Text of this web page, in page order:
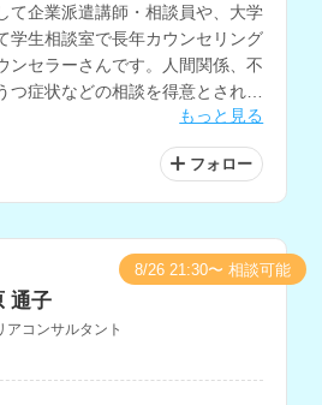
て企業派遣講師・相談員や、大学
学生相談室で長年カウンセリング
ンセラーさんです。人間関係、不
つ症状などの相談を得意とされて
もっと見る
フォロー
通子
アコンサルタント
8/26 21:30〜 相談可能